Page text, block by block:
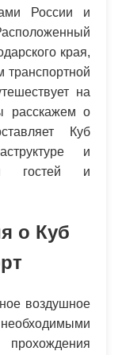
России и
края,
транспортной
на
расскажем о
Куб
и
гостей и
о Куб
воздушное